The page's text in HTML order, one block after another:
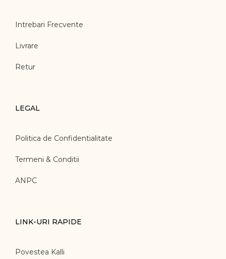
Intrebari Frecvente
Livrare
Retur
LEGAL
Politica de Confidentialitate
Termeni & Conditii
ANPC
LINK-URI RAPIDE
Povestea Kalli